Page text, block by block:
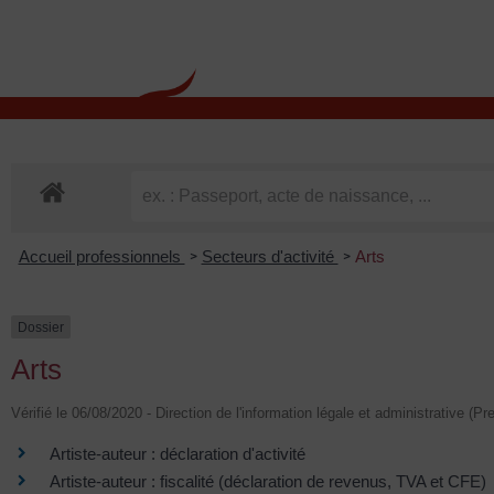
Accueil professionnels > Secteurs d'activité > Arts
Dossier
Arts
Vérifié le 06/08/2020 - Direction de l'information légale et administrative
Artiste-auteur : déclaration d'activité
Artiste-auteur : fiscalité (déclaration de revenus, TVA et CFE)